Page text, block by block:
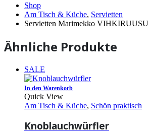
Shop
Am Tisch & Küche, Servietten
Servietten Marimekko VIHKIRUUSU
Ähnliche Produkte
SALE
In den Warenkorb
Quick View
Am Tisch & Küche, Schön praktisch
Knoblauchwürfler